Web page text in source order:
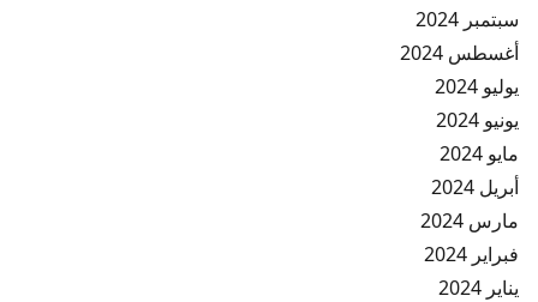
سبتمبر 2024
أغسطس 2024
يوليو 2024
يونيو 2024
مايو 2024
أبريل 2024
مارس 2024
فبراير 2024
يناير 2024